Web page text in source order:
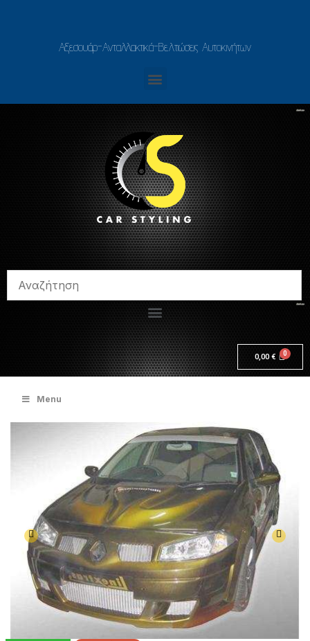
Αξεσουάρ-Ανταλλακτικά-Βελτιώσεις Αυτοκινήτων
0,00€
Menu